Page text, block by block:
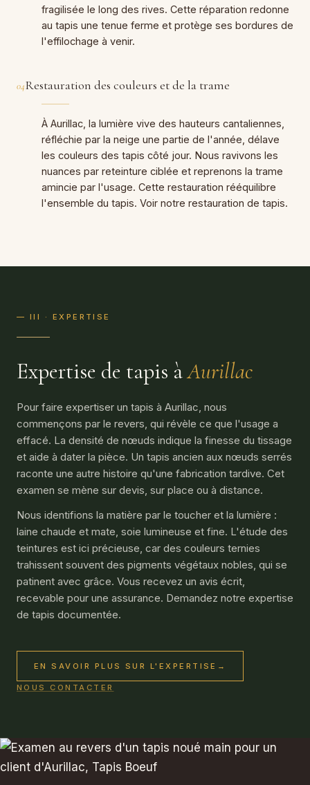
fragilisée le long des rives. Cette réparation redonne
au tapis une tenue ferme et protège ses bordures de
l'effilochage à venir.
04Restauration des couleurs et de la trame
À Aurillac, la lumière vive des hauteurs cantaliennes,
réfléchie par la neige une partie de l'année, délave
les couleurs des tapis côté jour. Nous ravivons les
nuances par reteinture ciblée et reprenons la trame
amincie par l'usage. Cette restauration rééquilibre
l'ensemble du tapis. Voir notre restauration de tapis.
— III · EXPERTISE
Expertise de tapis àAurillac
Pour faire expertiser un tapis à Aurillac, nous
commençons par le revers, qui révèle ce que l'usage a
effacé. La densité de nœuds indique la finesse du tissage
et aide à dater la pièce. Un tapis ancien aux nœuds serrés
raconte une autre histoire qu'une fabrication tardive. Cet
examen se mène sur devis, sur place ou à distance.
Nous identifions la matière par le toucher et la lumière :
laine chaude et mate, soie lumineuse et fine. L'étude des
teintures est ici précieuse, car des couleurs ternies
trahissent souvent des pigments végétaux nobles, qui se
patinent avec grâce. Vous recevez un avis écrit,
recevable pour une assurance. Demandez notre expertise
de tapis documentée.
EN SAVOIR PLUS SUR L'EXPERTISE →
NOUS CONTACTER